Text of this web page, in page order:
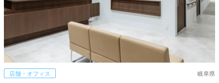
店舗・オフィス 岐阜県